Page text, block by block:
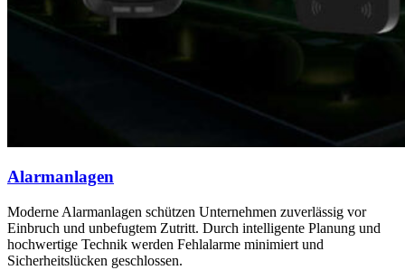
Alarmanlagen
Moderne Alarmanlagen schützen Unternehmen zuverlässig vor
Einbruch und unbefugtem Zutritt. Durch intelligente Planung und
hochwertige Technik werden Fehlalarme minimiert und
Sicherheitslücken geschlossen.